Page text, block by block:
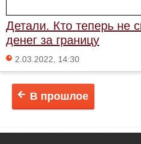
Детали. Кто теперь не
денег за границу
2.03.2022, 14:30
В прошлое